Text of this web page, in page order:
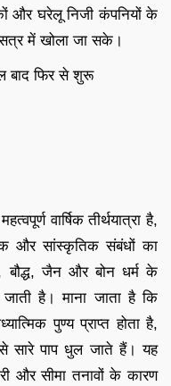
और घरेलू निजी कंपनियों के
में खोला जा सके।
बाद फिर से शुरू
वार्षिक तीर्थयात्रा है,
और सांस्कृतिक संबंधों का
बौद्ध, जैन और बोन धर्म के
है। माना जाता है कि
पुण्य प्राप्त होता है,
सारे पाप धुल जाते हैं। यह
और सीमा तनावों के कारण